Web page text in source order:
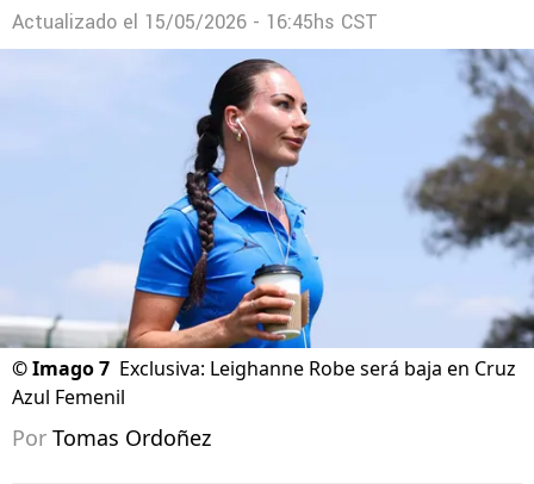
Actualizado el 15/05/2026 - 16:45hs CST
©Imago 7 Exclusiva: Leighanne Robe será baja en Cruz
Azul Femenil
Por Tomas Ordoñez